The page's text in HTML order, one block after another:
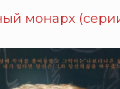
монарх (серии